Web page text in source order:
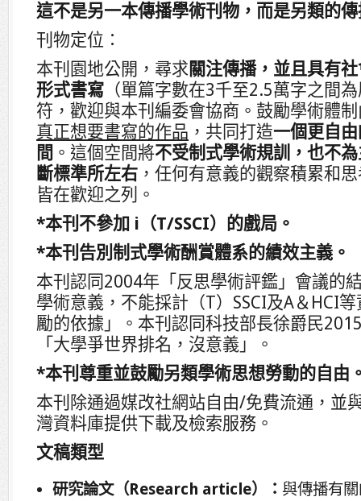
這不是另一本傳播學術刊物，而是另類的
刊物定位：
本刊園地公開，尋求關注傳播，並且具有
形式書寫 （單篇字數在3千至2.5萬字之間
符，歡迎與本刊編委會協商。鼓勵學術體
真正想要書寫的作品 ，共同打造一個更自
間 。這個空間將不受制式學術規訓，也不
斷標準所左右 ，任何有意義的觀察積累和
皆在歡迎之列。
*本刊不參加 i （T/SSCI）的戲局。
*本刊告別制式學術酬賞體系的績效主義。
本刊認同2004年「反思學術評鑑」會議的
學術意義，不能採計（T）SSCI及A＆HCI
勵的依據」。本刊認同科技部長徐爵民
「大學爭世界排名，沒意義」。
*本刊尊重並鼓勵另類學術思想勞動的自由
本刊除通過媒改社網站自由/免費流通，並
灣資料庫提供下載及檢索服務。
文稿類型
研究論文（Research article）： 與傳播有